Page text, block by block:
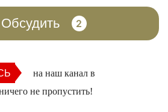
Обсудить 2
на наш канал в
не пропустить!